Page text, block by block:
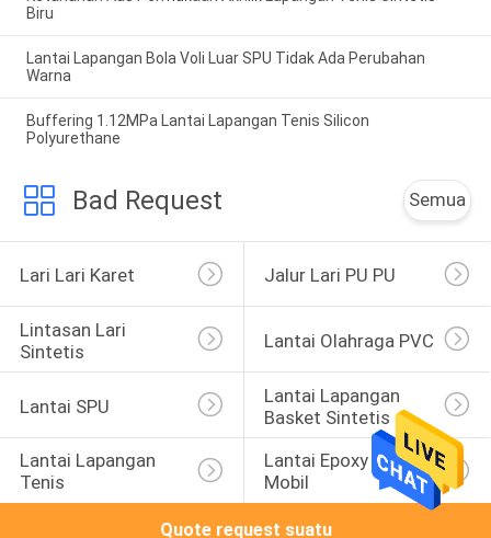
Biru
Lantai Lapangan Bola Voli Luar SPU Tidak Ada Perubahan
Warna
Buffering 1.12MPa Lantai Lapangan Tenis Silicon
Polyurethane
Bad Request Semua
Lari Lari Karet Jalur Lari PU PU
Lintasan Lari
Sintetis
Lantai Olahraga PVC
Lantai SPU
Lantai Lapangan
Basket Sintetis
Lantai Lapangan
Tenis
Lantai Epoxy Parkir
Mobil
Quote request suatu